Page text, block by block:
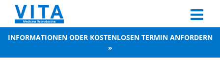
content
INFORMATIONEN ODER KOSTENLOSEN TERMIN ANFORDERN
»